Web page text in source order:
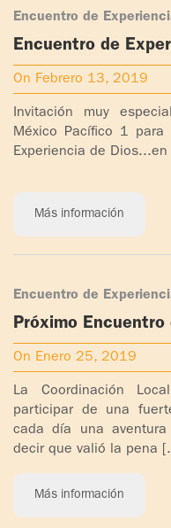
Encuentro de
Encuentro de
México
On Febrero 13, 2019
Invitación muy
México Pacífico 1
Experiencia de
Más información
Encuentro de
Próximo Encuentro
Ibagué, Colombia
On Enero 25, 2019
La Coordinación
participar de una
cada día una
decir que valió la pena
Más información